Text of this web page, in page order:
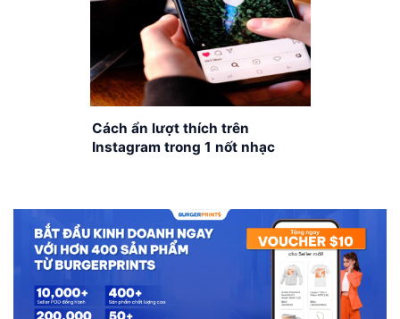
Cách ẩn lượt thích trên
Instagram trong 1 nốt nhạc